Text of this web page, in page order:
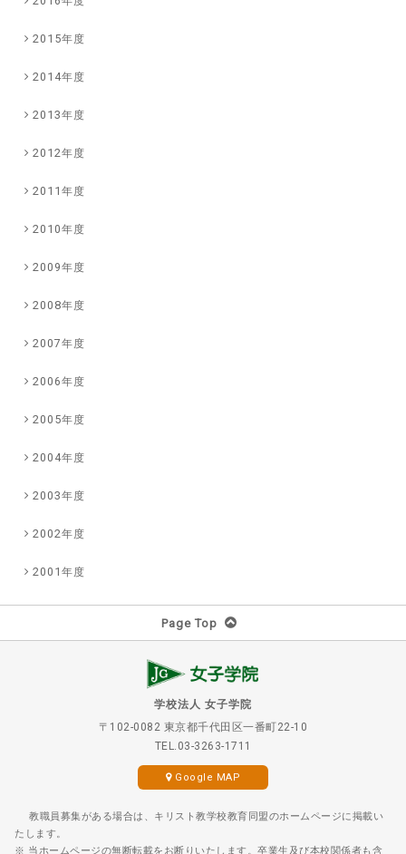
2015年度
2014年度
2013年度
2012年度
2011年度
2010年度
2009年度
2008年度
2007年度
2006年度
2005年度
2004年度
2003年度
2002年度
2001年度
Page Top
学校法人 女子学院
〒102-0082 東京都千代田区一番町22-10
TEL.03-3263-1711
Google MAP
教職員募集がある場合は、キリスト教学校教育同盟のホームページに掲載い
たします。
※ 当ホームページの無断転載をお断りいたします。卒業生及び本校関係者も含